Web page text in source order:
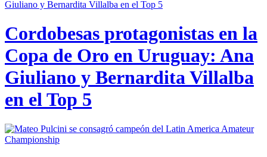
Cordobesas protagonistas en la
Copa de Oro en Uruguay: Ana
Giuliano y Bernardita Villalba
en el Top 5